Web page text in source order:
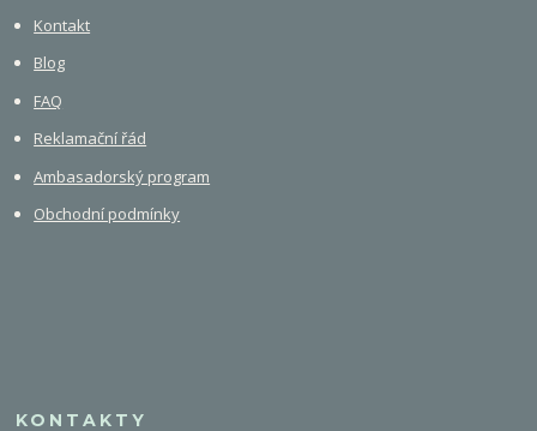
Kontakt
Blog
FAQ
Reklamační řád
Ambasadorský program
Obchodní podmínky
KONTAKTY